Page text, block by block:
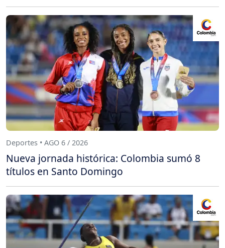
Deportes • AGO 6 / 2026
Nueva jornada histórica: Colombia sumó 8
títulos en Santo Domingo